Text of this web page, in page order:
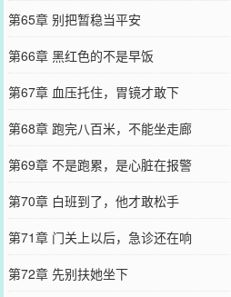
第65章 别把暂稳当平安
第66章 黑红色的不是早饭
第67章 血压托住，胃镜才敢下
第68章 跑完八百米，不能坐走廊
第69章 不是跑累，是心脏在报警
第70章 白班到了，他才敢松手
第71章 门关上以后，急诊还在响
第72章 先别扶她坐下